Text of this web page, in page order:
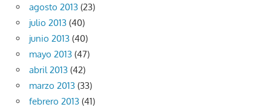
agosto 2013 (23)
julio 2013 (40)
junio 2013 (40)
mayo 2013 (47)
abril 2013 (42)
marzo 2013 (33)
febrero 2013 (41)